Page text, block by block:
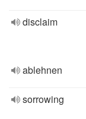
disclaim
ablehnen
sorrowing